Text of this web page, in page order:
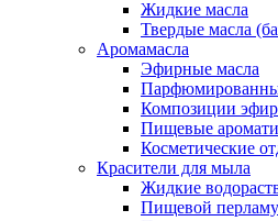
Жидкие масла
Твердые масла
Аромамасла
Эфирные масла
Композиции
Пищевые
Косметические
Красители для мыла
Жидкие
Пищевой